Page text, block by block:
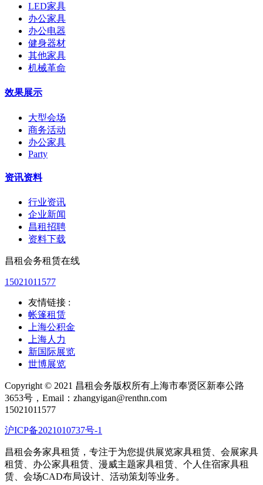
LED家具
办公家具
办公电器
健身器材
其他家具
机械革命
效果展示
大型会场
商务活动
办公家具
Party
资讯资料
行业资讯
企业新闻
昌租招聘
资料下载
昌租会务租赁在线
15021011577
友情链接 :
帐篷租赁
上海公积金
上海人力
新国际展览
世博展览
Copyright © 2021 昌租会务版权所有上海市奉贤区新奉公路
3653号，Email：zhangyigan@renthn.com
15021011577
沪ICP备2021010737号-1
昌租会务家具租赁，专注于为您提供展览家具租赁、会展家具
租赁、办公家具租赁、漫威主题家具租赁、个人住宿家具租
赁、会场CAD布局设计、活动策划等业务。